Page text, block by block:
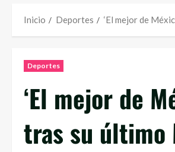
Inicio Deportes ‘El mejor de
Deportes
‘El mejor de
tras su último